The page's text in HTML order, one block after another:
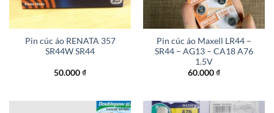
Pin cúc áo RENATA 357
SR44W SR44
50.000₫
Pin cúc áo Maxell LR44 –
SR44 – AG13 – CA18 A76
1.5V
60.000₫